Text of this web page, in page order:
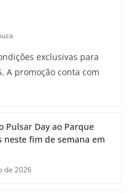
exclusivas para
A promoção conta com
Pulsar Day ao Parque
neste fim de semana em
de 2026